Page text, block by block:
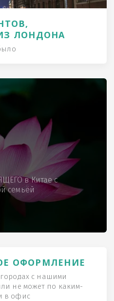
ЛОНДОНА
в Китае с
семьёй
ОФОРМЛЕНИЕ
с нашими
не может по каким-
в офис